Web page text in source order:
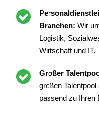
Branchen: Wir
Logistik,
Wirtschaft und IT.
Großer
großen
passend zu Ihren